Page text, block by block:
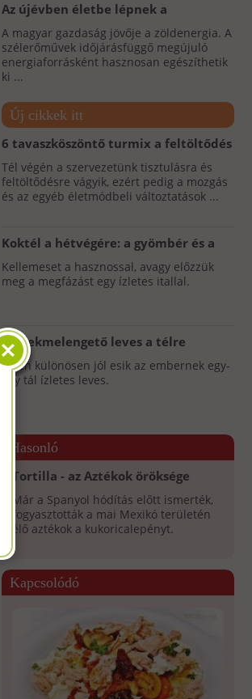
Lazac steak
Az újévben életbe lépnek a
szélerőművek telepítését
megkönnyítő rendelkezések
A magyar gazdaság jövője a zöldenergia. A
szélerőművek időjárásfüggő megújuló
energiaforrásként hasznosan egészíthetik
ki ...
Új cikkek itt
6 tavaszköszöntő turmix a feltöltődés
jegyében
Tél végén a szervezetünk tisztulásra és
feltöltődésre vágyik, ezért pedig a mozgás
és az egyéb életmódbeli változtatások ...
Koktél a hétvégére: a gyömbér és a
grapefruit remek párost alkot
Kellemeset a hasznossal, avagy előzzük
meg a megfázást egy ízletes itallal.
4 lélekmelengető leves a télre
Télen különösen jól esik az embernek egy-
egy tál ízletes leves.
Hasonló
Tortilla - az Aztékok öröksége
Már a Spanyol hódítás előtt ismerték,
fogyasztották a mai Mexikó területén
élő aztékok a kukoricalepényt.
Kapcsolódó